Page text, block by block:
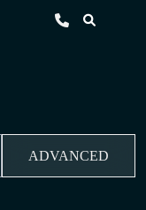
ADVANCED